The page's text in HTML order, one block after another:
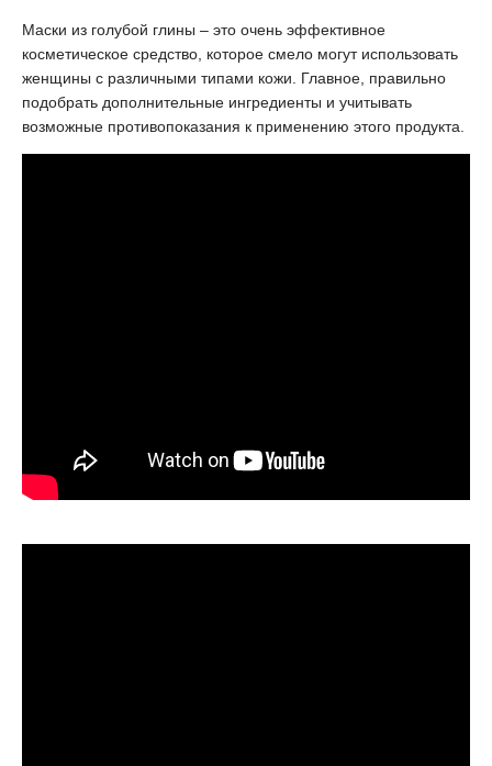
Маски из голубой глины – это очень эффективное
косметическое средство, которое смело могут использовать
женщины с различными типами кожи. Главное, правильно
подобрать дополнительные ингредиенты и учитывать
возможные противопоказания к применению этого продукта.